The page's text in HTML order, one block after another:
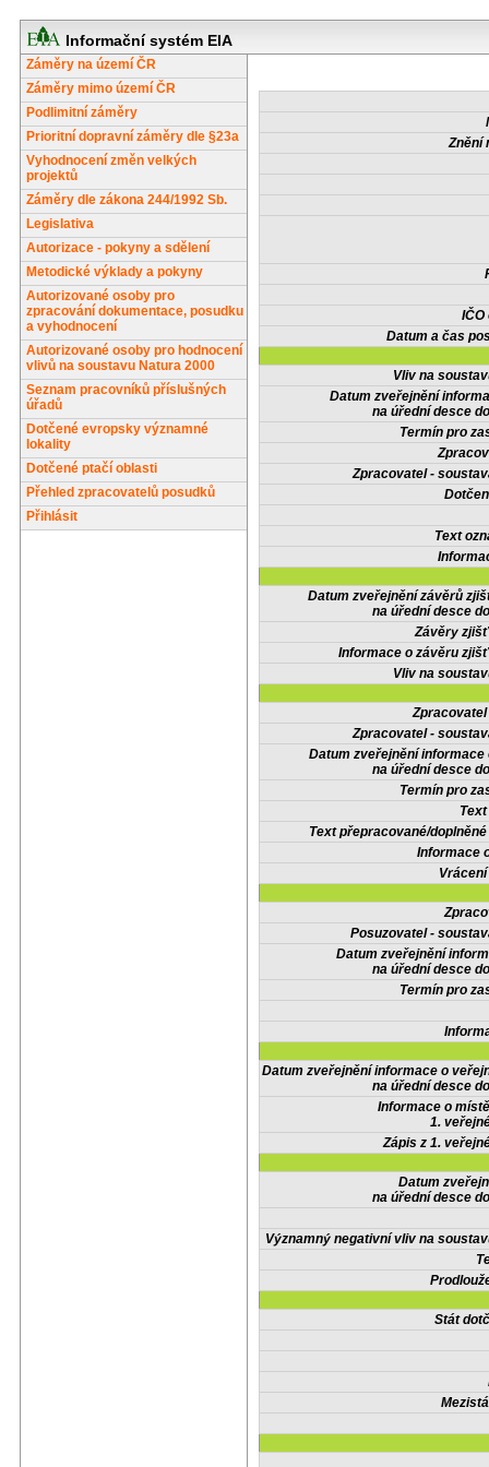
Informační systém EIA
Záměry na území ČR
Záměry mimo území ČR
Podlimitní záměry
Prioritní dopravní záměry dle §23a
Vyhodnocení změn velkých
projektů
Záměry dle zákona 244/1992 Sb.
Legislativa
Autorizace - pokyny a sdělení
Metodické výklady a pokyny
Autorizované osoby pro
zpracování dokumentace, posudku
a vyhodnocení
Autorizované osoby pro hodnocení
vlivů na soustavu Natura 2000
Seznam pracovníků příslušných
úřadů
Dotčené evropsky významné
lokality
Dotčené ptačí oblasti
Přehled zpracovatelů posudků
Přihlásit
Znění
IČO
Datum a čas
Vliv na
Datum zveřejnění
na úřední desce
Termín pro
Zpracovatel -
Text
Datum zveřejnění závěrů
na úřední desce
Závěry
Informace o závěru
Vliv na
Zpracovatel -
Datum zveřejnění informace
na úřední desce
Termín pro
Text přepracované/
Informace
Posuzovatel -
Datum zveřejnění
na úřední desce
Termín pro
Datum zveřejnění informace o
na úřední desce
Informace o
1.
Zápis z 1.
Datum
na úřední desce
Významný negativní vliv na
Stát